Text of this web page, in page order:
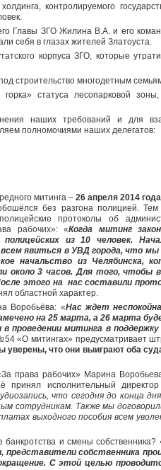
контролируемого
Главы ЗГО Жилина В.А. и его
себя в глазах жителей Златоуста.
корпуса ЗГО, которые
строительство многодетным
статуса лесопарковой
наших требований и для
полномочиями наших делегатов:
митинга – 26 апреля 2014 года
без разгона полицией.
протоколы об
рабочих»: «Когда митинг
из 10 человек.
явиться в УВД города, что мы
начальство из Челябинска,
3 часов. Для того, чтобы
этого на нас составили
областной характер.
Воробьёва: «Нас ждет
на 25 марта, а 26 марта
проведении митинга в
«О митингах» предусматривает
уверены, что они выиграют оба
права рабочих» Марина
принял исполнительный
что сегодня до конца
сотрудникам. Также мы
выходного пособия всем
и смены собственника?
представители собственника
С этой целью